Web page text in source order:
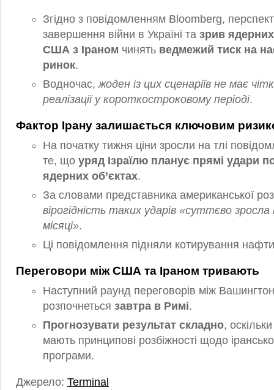
Згідно з повідомленням Bloomberg,
завершення війни в Україні та зрив
США з Іраном чинять ведмежий тиск на
ринок.
Водночас,жоден із цих сценаріїв не має
реалізації у короткостроковому періоді.
Фактор Ірану залишається ключовим
На початку тижня ціни зросли на тлі
те, що уряд Ізраїлю планує прямі удари
ядерних об’єктах.
За словами представника американської
вірогідність таких ударів «суттєво зросла
місяці».
Ці повідомлення підняли котирування
Переговори між США та Іраном тривають
Наступний раунд переговорів між
розпочнеться завтра в Римі.
Прогнозувати результат складно,
мають принципові розбіжності щодо
програми.
Джерело: Terminal